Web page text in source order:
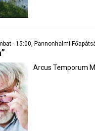
- 15:00, Pannonhalmi
Arcus Temporum